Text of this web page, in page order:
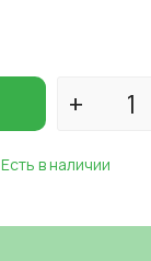
Есть в наличии